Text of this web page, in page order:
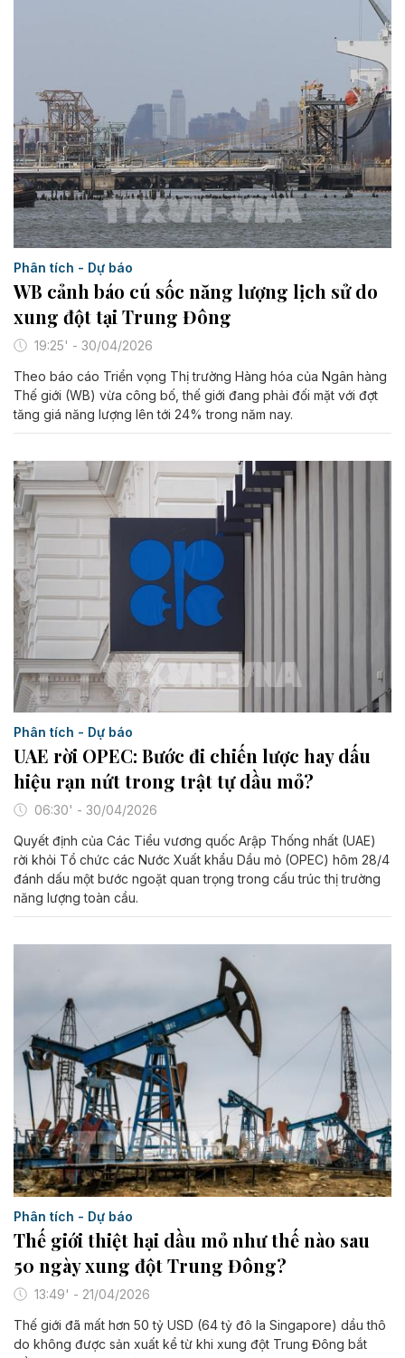
Phân tích - Dự báo
WB cảnh báo cú sốc năng lượng lịch sử do
xung đột tại Trung Đông
19:25' - 30/04/2026
Theo báo cáo Triển vọng Thị trường Hàng hóa của Ngân hàng
Thế giới (WB) vừa công bố, thế giới đang phải đối mặt với đợt
tăng giá năng lượng lên tới 24% trong năm nay.
Phân tích - Dự báo
UAE rời OPEC: Bước đi chiến lược hay dấu
hiệu rạn nứt trong trật tự dầu mỏ?
06:30' - 30/04/2026
Quyết định của Các Tiểu vương quốc Arập Thống nhất (UAE)
rời khỏi Tổ chức các Nước Xuất khẩu Dầu mỏ (OPEC) hôm 28/4
đánh dấu một bước ngoặt quan trọng trong cấu trúc thị trường
năng lượng toàn cầu.
Phân tích - Dự báo
Thế giới thiệt hại dầu mỏ như thế nào sau
50 ngày xung đột Trung Đông?
13:49' - 21/04/2026
Thế giới đã mất hơn 50 tỷ USD (64 tỷ đô la Singapore) dầu thô
do không được sản xuất kể từ khi xung đột Trung Đông bắt